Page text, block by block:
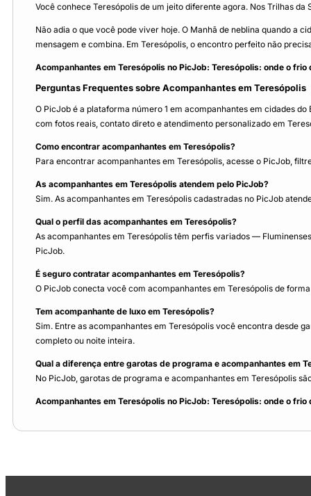
Você conhece Teresópolis de um jeito diferente agora. Nos Trilhas
Não adia o que você pode viver hoje. O Manhã de neblina quando a
mensagem e combina. Em Teresópolis, o encontro perfeito não
Acompanhantes em Teresópolis no PicJob: Teresópolis: onde o
Perguntas Frequentes sobre Acompanhantes em Teresópolis
O PicJob é a plataforma número 1 em acompanhantes em cidades
com fotos reais, contato direto e atendimento personalizado em
Como encontrar acompanhantes em Teresópolis?
Para encontrar acompanhantes em Teresópolis, acesse o PicJob,
As acompanhantes em Teresópolis atendem pelo PicJob?
Sim. As acompanhantes em Teresópolis cadastradas no PicJob
Qual o perfil das acompanhantes em Teresópolis?
As acompanhantes em Teresópolis têm perfis variados —
PicJob.
É seguro contratar acompanhantes em Teresópolis?
O PicJob conecta você com acompanhantes em Teresópolis de
Tem acompanhante de luxo em Teresópolis?
Sim. Entre as acompanhantes em Teresópolis você encontra desde
completo ou noite inteira.
Qual a diferença entre garotas de programa e acompanhantes em
No PicJob, garotas de programa e acompanhantes em Teresópolis
Acompanhantes em Teresópolis no PicJob: Teresópolis: onde o